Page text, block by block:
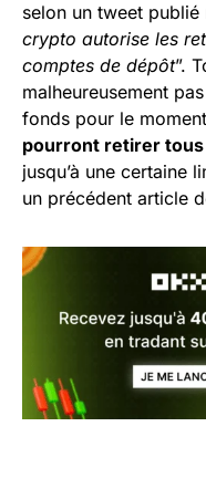
selon un tweet publié
crypto autorise les
comptes de dépôt”.
malheureusement
fonds pour le
pourront retirer
jusqu’à une certaine
un précédent article